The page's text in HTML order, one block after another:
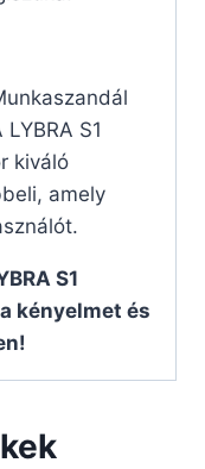
S1
kiváló
amely
S1
kényelmet és